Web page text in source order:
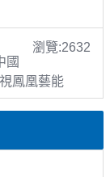
瀏覽:2632
國
鳳凰藝能